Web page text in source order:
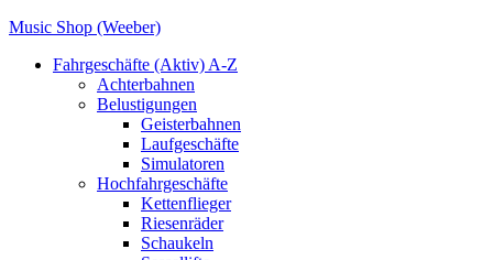
Music Shop (Weeber)
Fahrgeschäfte (Aktiv) A-Z
Achterbahnen
Belustigungen
Geisterbahnen
Laufgeschäfte
Simulatoren
Hochfahrgeschäfte
Kettenflieger
Riesenräder
Schaukeln